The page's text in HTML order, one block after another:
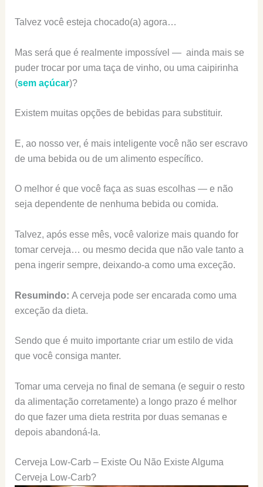
Talvez você esteja chocado(a) agora…
Mas será que é realmente impossível — ainda mais se
puder trocar por uma taça de vinho, ou uma caipirinha
(sem açúcar)?
Existem muitas opções de bebidas para substituir.
E, ao nosso ver, é mais inteligente você não ser escravo
de uma bebida ou de um alimento específico.
O melhor é que você faça as suas escolhas — e não
seja dependente de nenhuma bebida ou comida.
Talvez, após esse mês, você valorize mais quando for
tomar cerveja… ou mesmo decida que não vale tanto a
pena ingerir sempre, deixando-a como uma exceção.
Resumindo: A cerveja pode ser encarada como uma
exceção da dieta.
Sendo que é muito importante criar um estilo de vida
que você consiga manter.
Tomar uma cerveja no final de semana (e seguir o resto
da alimentação corretamente) a longo prazo é melhor
do que fazer uma dieta restrita por duas semanas e
depois abandoná-la.
Cerveja Low-Carb – Existe Ou Não Existe Alguma
Cerveja Low-Carb?